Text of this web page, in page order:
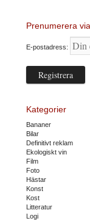
Prenumerera
E-postadress:
Kategorier
Bananer
Bilar
Definitivt reklam
Ekologiskt vin
Film
Foto
Hästar
Konst
Kost
Litteratur
Logi